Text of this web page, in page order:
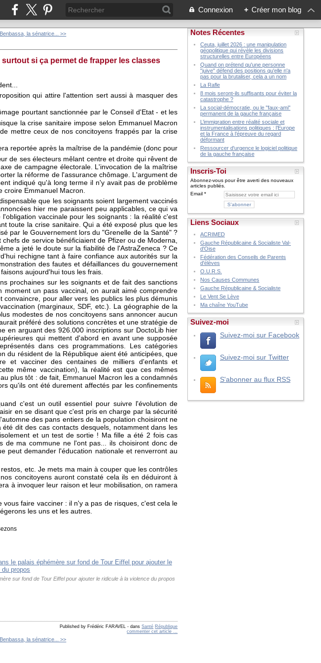
Connexion + Créer mon blog
la sénatrice... >>
si ça permet de frapper les classes
qui attire l'attention sert aussi à masquer des
pourtant sanctionnée par le Conseil d'Etat - et les
la crise sanitaire impose selon Emmanuel Macron
mettre ceux de nos concitoyens frappés par la crise
reportée après la maîtrise de la pandémie (donc pour
de ses électeurs mêlant centre et droite qui rêvent de
de campagne électorale. L'invocation de la maîtrise
la réforme de l'assurance chômage. L'argument de
indiqué qu'à long terme il n'y avait pas de problème
Emmanuel Macron.
que les soignants soient largement vaccinés
hier me paraissent peu applicables, ce qui va
vaccinale pour les soignants : la réalité c'est
toute la crise sanitaire. Qui a été exposé plus que les
par le Gouvernement lors du "Grenelle de la Santé" ?
de service bénéficiaient de Pfizer ou de Moderna,
a jeté le doute sur la fiabilité de l'AstraZeneca ? Ce
rechigne tant à faire confiance aux autorités sur la
des fautes et défaillances du gouvernement
aujourd'hui tous les frais.
prochaines sur les soignants et de fait des sanctions
un pass vaccinal, on aurait aimé comprendre
pour aller vers les publics les plus démunis
(marginaux, SDF, etc.). La géographie de la
modestes de nos concitoyens sans annoncer aucun
préféré des solutions concrètes et une stratégie de
en arguant des 926.000 inscriptions sur DoctoLib hier
qui mettent d'abord en avant une supposée
dans ces programmations. Les catégories
du résident de la République aient été anticipées, que
et vacciner des centaines de milliers d'enfants et
même vaccination), la réalité est que ces mêmes
plus tôt : de fait, Emmanuel Macron les a condamnés
qu'ils ont été durement affectés par les confinements
c'est un outil essentiel pour suivre l'évolution de
en se disant que c'est pris en charge par la sécurité
des pans entiers de la population choisiront ne
dit des cas contacts desquels, notamment dans les
et un test de sortie ! Ma fille a été 2 fois cas
de ma commune ne l'ont pas... ils choisiront donc de
peut demander l'éducation nationale et renverront au
etc. Je mets ma main à couper que les contrôles
concitoyens auront constaté cela ils en déduiront à
à invoquer leur raison et leur mobilisation, on ramera
faire vacciner : il n'y a pas de risques, c'est cela le
les uns et les autres.
sur fond de Tour Eiffel pour ajouter le ridicule à la violence du propos
Published by Frédéric FARAVEL - dansSanté République
commenter cet article
la sénatrice... >>
Notes Récentes
Ceuta, juillet 2026 : une manipulation
géopolitique qui révèle les divisions
structurelles entre Européens
Quand on prétend qu'une personne
"juive" défend des positions qu'elle n'a
pas pour la brutaliser, cela a un nom
La Rafle
8 mois seront-ils suffisants pour éviter la
catastrophe ?
La social-démocratie, ou le "faux-ami"
permanent de la gauche française
L’immigration entre réalité sociale et
instrumentalisations politiques : l’Europe
et la France à l’épreuve du regard
déformant
Ressourcer d'urgence le logiciel politique
de la gauche française
Inscris-Toi
Abonnez-vous pour être averti des nouveaux
articles publiés.
Email
Liens Sociaux
ACRIMED
Gauche Républicaine & Socialiste Val-
d'Oise
Fédération des Conseils de Parents
d'élèves
O.U.R.S.
Nos Causes Communes
Gauche Républicaine & Socialiste
Le Vent Se Lève
Ma chaîne YouTube
Suivez-moi
Suivez-moi sur Facebook
Suivez-moi sur Twitter
S'abonner au flux RSS